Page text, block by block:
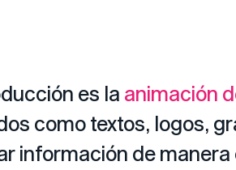
es la animación
como textos, logos,
información de